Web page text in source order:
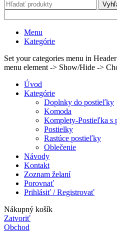
Menu
Kategórie
Set your categories menu in
menu element -> Show/Hide ->
Úvod
Kategórie
Doplnky do postieľky
Komoda
Komplety-Postieľka s
Postielky
Rastúce postieľky
Oblečenie
Návody
Kontakt
Zoznam želaní
Porovnať
Prihlásiť / Registrovať
Nákupný košík
Zatvoriť
Obchod